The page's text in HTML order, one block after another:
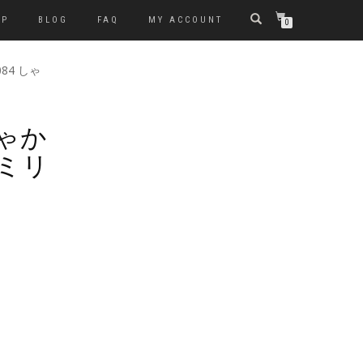
BLOG FAQ MY ACCOUNT 0
しゃ
か
リ